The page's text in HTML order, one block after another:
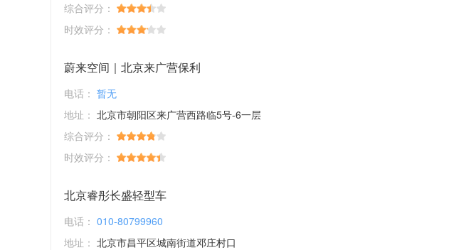
综合评分：
时效评分：
蔚来空间｜北京来广营保利
电话： 暂无
地址： 北京市朝阳区来广营西路临5号-6一层
综合评分：
时效评分：
北京睿彤长盛轻型车
电话： 010-80799960
地址： 北京市昌平区城南街道邓庄村口